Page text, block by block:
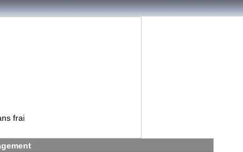
frais à partir de 1 600€ contactez nous!